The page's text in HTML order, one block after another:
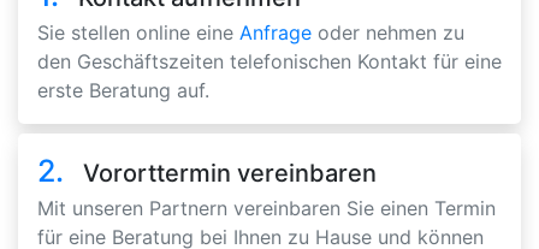
Sie stellen online eine Anfrage oder nehmen zu
den Geschäftszeiten telefonischen Kontakt für eine
erste Beratung auf.
2. Vororttermin vereinbaren
Mit unseren Partnern vereinbaren Sie einen Termin
für eine Beratung bei Ihnen zu Hause und können